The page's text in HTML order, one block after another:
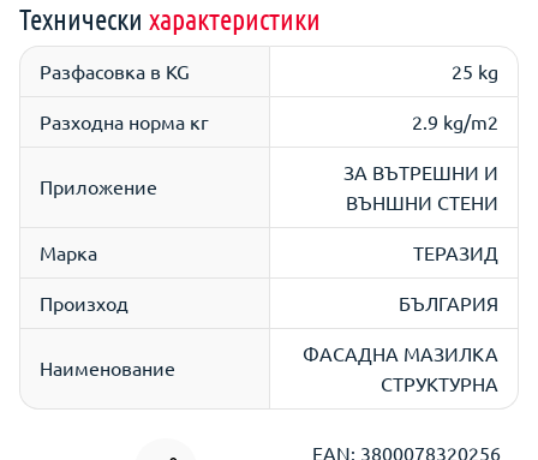
Технически характеристики
Разфасовка в KG 25 kg
Разходна норма кг 2.9 kg/m2
Приложение
ЗА ВЪТРЕШНИ И
ВЪНШНИ СТЕНИ
Марка ТЕРАЗИД
Произход БЪЛГАРИЯ
Наименование
ФАСАДНА МАЗИЛКА
СТРУКТУРНА
EAN: 3800078320256